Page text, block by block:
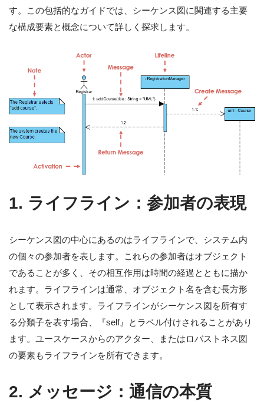
す。この包括的なガイドでは、シーケンス図に関連する主要
な構成要素と概念について詳しく探求します。
1. ライフライン：参加者の表現
シーケンス図の中心にあるのはライフラインで、システム内
の個々の参加者を表します。これらの参加者はオブジェクト
であることが多く、その相互作用は時間の経過とともに描か
れます。ライフラインは通常、オブジェクト名を含む長方形
として表示されます。ライフラインがシーケンス図を所有す
る分類子を表す場合、『self』とラベル付けされることがあり
ます。ユースケースからのアクター、またはロバストネス図
の要素もライフラインを所有できます。
2. メッセージ：通信の本質